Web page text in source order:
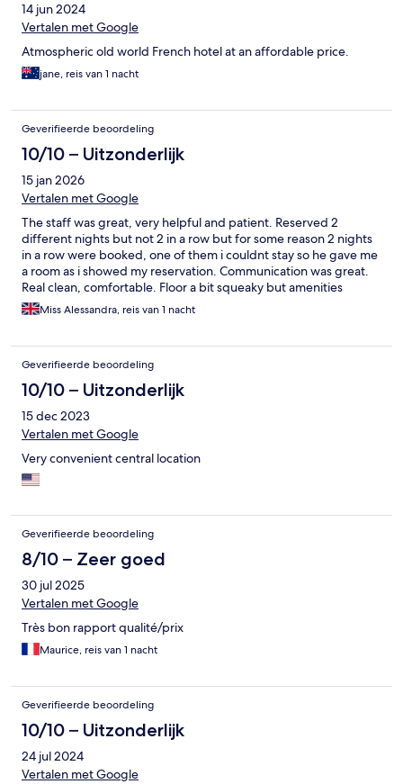
14 jun 2024
Vertalen met Google
Atmospheric old world French hotel at an affordable price.
jane, reis van 1 nacht
Geverifieerde beoordeling
10/10 – Uitzonderlijk
15 jan 2026
Vertalen met Google
The staff was great, very helpful and patient. Reserved 2
different nights but not 2 in a row but for some reason 2 nights
in a row were booked, one of them i couldnt stay so he gave me
a room as i showed my reservation. Communication was great.
Real clean, comfortable. Floor a bit squeaky but amenities
worked fine.
Miss Alessandra, reis van 1 nacht
Geverifieerde beoordeling
10/10 – Uitzonderlijk
15 dec 2023
Vertalen met Google
Very convenient central location
Geverifieerde beoordeling
8/10 – Zeer goed
30 jul 2025
Vertalen met Google
Très bon rapport qualité/prix
Maurice, reis van 1 nacht
Geverifieerde beoordeling
10/10 – Uitzonderlijk
24 jul 2024
Vertalen met Google